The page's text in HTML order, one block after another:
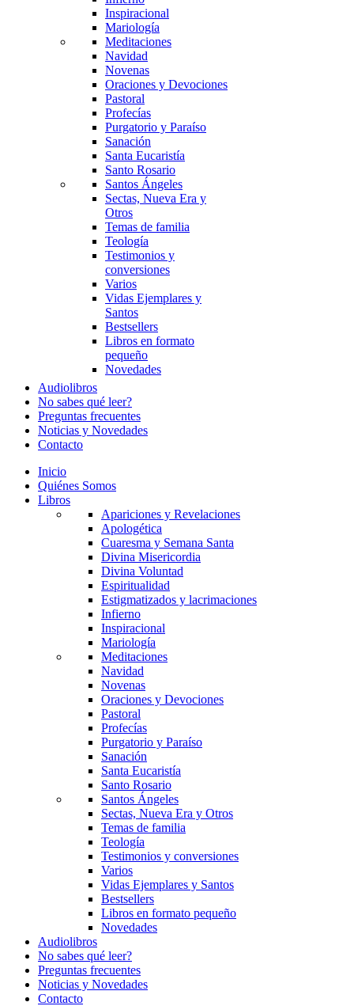
Inspiracional
Mariología
Meditaciones
Navidad
Novenas
Oraciones y Devociones
Pastoral
Profecías
Purgatorio y Paraíso
Sanación
Santa Eucaristía
Santo Rosario
Santos Ángeles
Sectas, Nueva Era y
Otros
Temas de familia
Teología
Testimonios y
conversiones
Varios
Vidas Ejemplares y
Santos
Bestsellers
Libros en formato
pequeño
Novedades
Audiolibros
No sabes qué leer?
Preguntas frecuentes
Noticias y Novedades
Contacto
Inicio
Quiénes Somos
Libros
Apariciones y Revelaciones
Apologética
Cuaresma y Semana Santa
Divina Misericordia
Divina Voluntad
Espiritualidad
Estigmatizados y lacrimaciones
Infierno
Inspiracional
Mariología
Meditaciones
Navidad
Novenas
Oraciones y Devociones
Pastoral
Profecías
Purgatorio y Paraíso
Sanación
Santa Eucaristía
Santo Rosario
Santos Ángeles
Sectas, Nueva Era y Otros
Temas de familia
Teología
Testimonios y conversiones
Varios
Vidas Ejemplares y Santos
Bestsellers
Libros en formato pequeño
Novedades
Audiolibros
No sabes qué leer?
Preguntas frecuentes
Noticias y Novedades
Contacto